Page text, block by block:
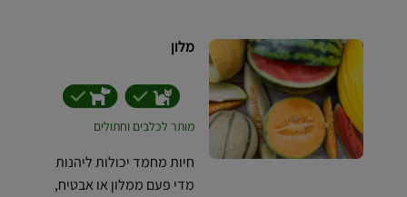
מלון
מותר לכלבים וחתולים
חיות מחמד יכולות ליהנות
מדי פעם ממלון או אבטיח,